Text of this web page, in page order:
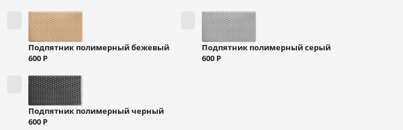
Подпятник полимерный бежевый
600 Р
Подпятник полимерный серый
600 Р
Подпятник полимерный черный
600 Р